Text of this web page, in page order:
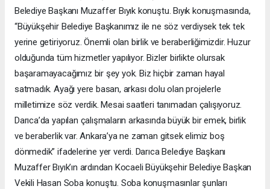
Belediye Başkanı Muzaffer Bıyık konuştu. Bıyık konuşmasında,
“Büyükşehir Belediye Başkanımız ile ne söz verdiysek tek tek
yerine getiriyoruz. Önemli olan birlik ve beraberliğimizdir. Huzur
olduğunda tüm hizmetler yapılıyor. Bizler birlikte olursak
başaramayacağımız bir şey yok. Biz hiçbir zaman hayal
satmadık. Ayağı yere basan, arkası dolu olan projelerle
milletimize söz verdik. Mesai saatleri tanımadan çalışıyoruz.
Darıca’da yapılan çalışmaların arkasında büyük bir emek, birlik
ve beraberlik var. Ankara’ya ne zaman gitsek elimiz boş
dönmedik” ifadelerine yer verdi. Darıca Belediye Başkanı
Muzaffer Bıyık’ın ardından Kocaeli Büyükşehir Belediye Başkan
Vekili Hasan Soba konuştu. Soba konuşmasınlar şunları